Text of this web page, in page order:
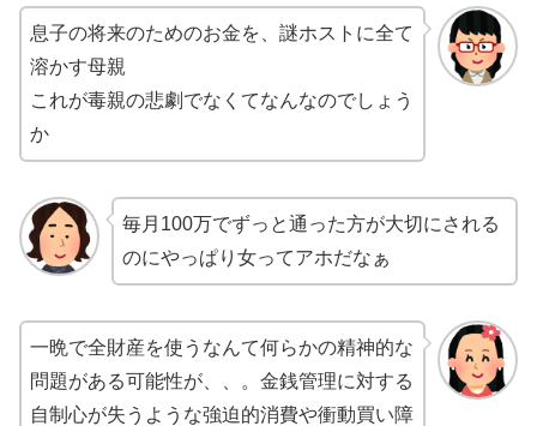
息子の将来のためのお金を、謎ホストに全て
溶かす母親
これが毒親の悲劇でなくてなんなのでしょう
か
毎月100万でずっと通った方が大切にされる
のにやっぱり女ってアホだなぁ
一晩で全財産を使うなんて何らかの精神的な
問題がある可能性が、、。金銭管理に対する
自制心が失うような強迫的消費や衝動買い障